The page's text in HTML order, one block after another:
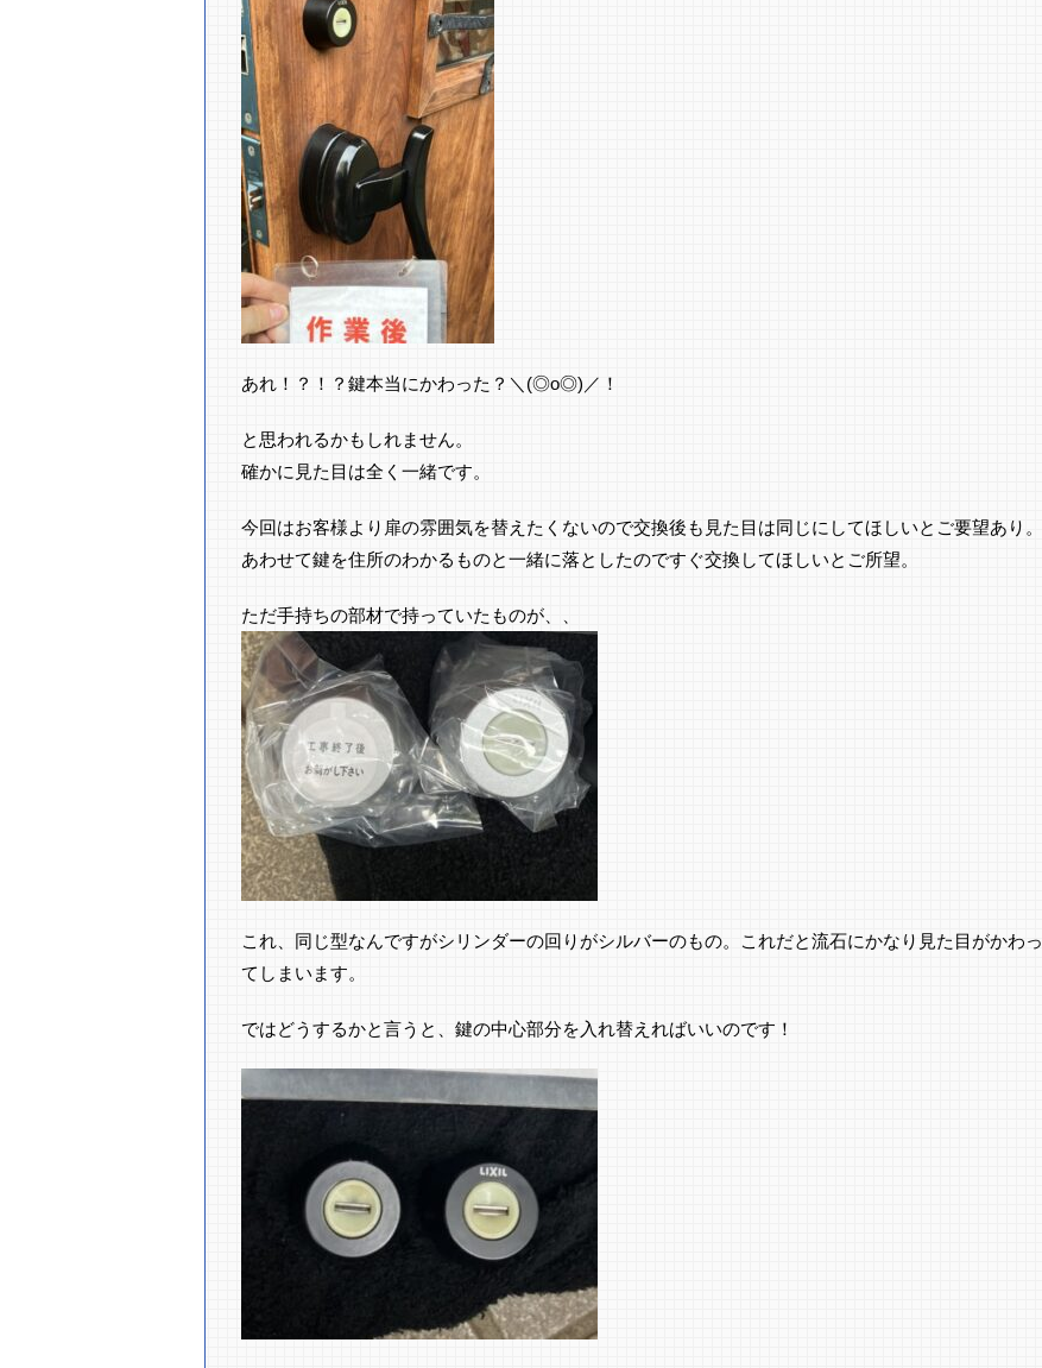
あれ！？！？鍵本当にかわった？＼(◎o◎)／！
と思われるかもしれません。
確かに見た目は全く一緒です。
今回はお客様より扉の雰囲気を替えたくないので交換後も見た目は同じにしてほしいとご要望あり。
あわせて鍵を住所のわかるものと一緒に落としたのですぐ交換してほしいとご所望。
ただ手持ちの部材で持っていたものが、、
これ、同じ型なんですがシリンダーの回りがシルバーのもの。これだと流石にかなり見た目がかわっ
てしまいます。
ではどうするかと言うと、鍵の中心部分を入れ替えればいいのです！